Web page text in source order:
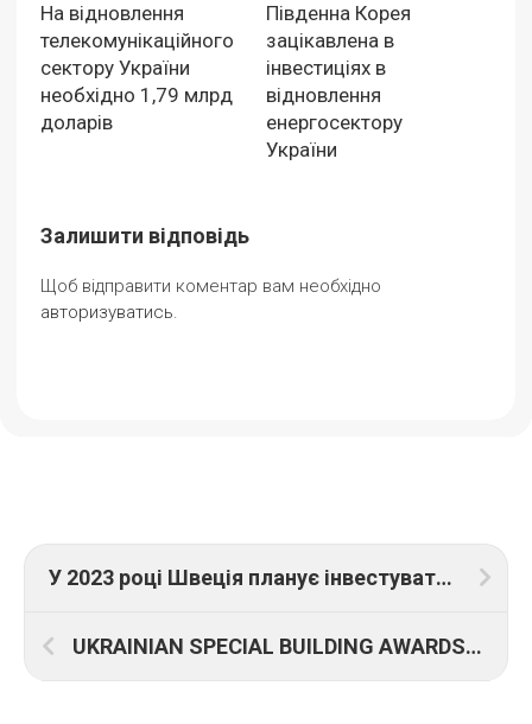
На відновлення
телекомунікаційного
сектору України
необхідно 1,79 млрд
доларів
Південна Корея
зацікавлена в
інвестиціях в
відновлення
енергосектору
України
Залишити відповідь
Щоб відправити коментар вам необхідно
авторизуватись.
У 2023 році Швеція планує інвестувати у відновлення України
UKRAINIAN SPECIAL BUILDING AWARDS IBUILD 2022 пройде в форматі благодійного вечора та при партнерстві БФ “Батальйон Волонтер”